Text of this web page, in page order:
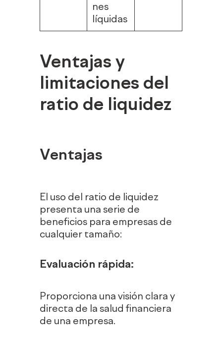
nes
líquidas
Ventajas y
limitaciones del
ratio de liquidez
Ventajas
El uso del ratio de liquidez
presenta una serie de
beneficios para empresas de
cualquier tamaño:
Evaluación rápida:
Proporciona una visión clara y
directa de la salud financiera
de una empresa.